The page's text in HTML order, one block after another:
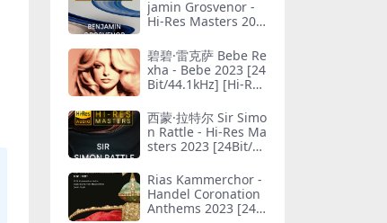
jamin Grosvenor -
Hi-Res Masters 202
i-Res Flac 2.87GB]
碧碧·雷克萨 Bebe Re
xha - Bebe 2023 [24
Bit/44.1kHz] [Hi-Res
西蒙·拉特尔 Sir Simo
n Rattle - Hi-Res Ma
sters 2023 [24Bit/96
06GB]
Rias Kammerchor -
Handel Coronation
Anthems 2023 [24B